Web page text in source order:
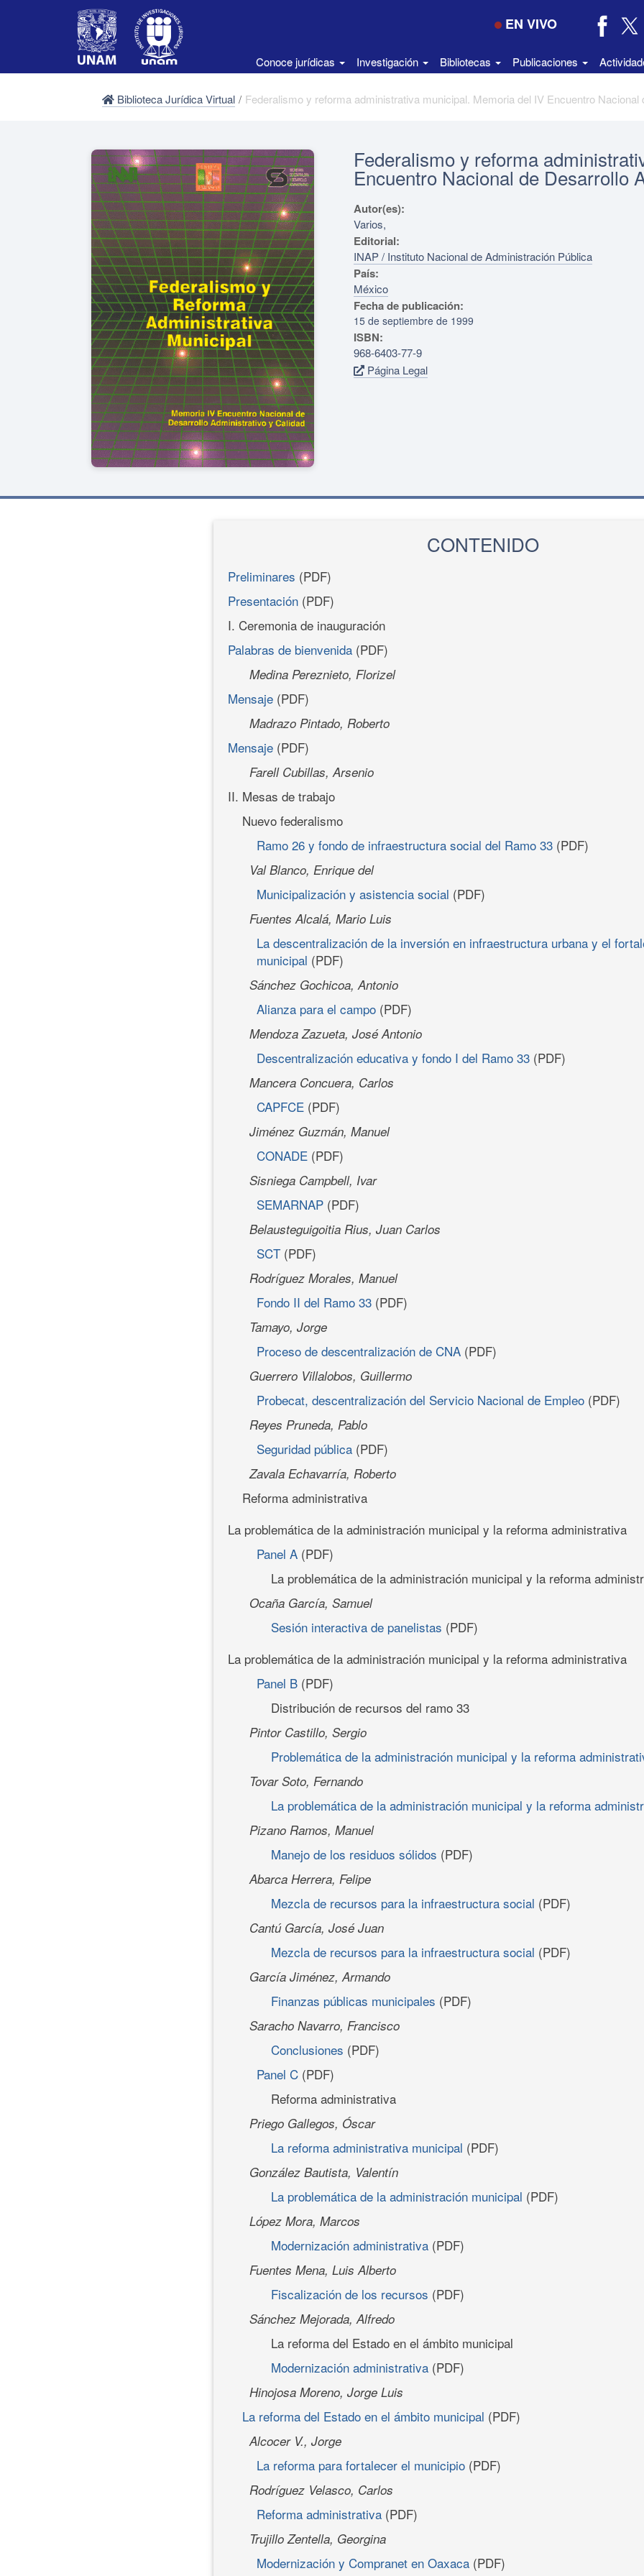
EN VIVO
Conoce jurídicas Investigación Bibliotecas Publicaciones
Biblioteca Jurídica Virtual /
Federalismo y reforma
Encuentro Nacional de Desarrollo
Autor(es):
Varios,
Editorial:
INAP / Instituto Nacional de Administración Pública
País:
México
Fecha de publicación:
15 de septiembre de 1999
ISBN:
968-6403-77-9
Página Legal
CONTENIDO
Preliminares (PDF)
Presentación (PDF)
I. Ceremonia de inauguración
Palabras de bienvenida (PDF)
Medina Pereznieto, Florizel
Mensaje (PDF)
Madrazo Pintado, Roberto
Mensaje (PDF)
Farell Cubillas, Arsenio
II. Mesas de trabajo
Nuevo federalismo
Ramo 26 y fondo de infraestructura social del Ramo 33 (PDF)
Val Blanco, Enrique del
Municipalización y asistencia social (PDF)
Fuentes Alcalá, Mario Luis
La descentralización de la inversión en infraestructura urbana y el
municipal (PDF)
Sánchez Gochicoa, Antonio
Alianza para el campo (PDF)
Mendoza Zazueta, José Antonio
Descentralización educativa y fondo I del Ramo 33 (PDF)
Mancera Concuera, Carlos
CAPFCE (PDF)
Jiménez Guzmán, Manuel
CONADE (PDF)
Sisniega Campbell, Ivar
SEMARNAP (PDF)
Belausteguigoitia Rius, Juan Carlos
SCT (PDF)
Rodríguez Morales, Manuel
Fondo II del Ramo 33 (PDF)
Tamayo, Jorge
Proceso de descentralización de CNA (PDF)
Guerrero Villalobos, Guillermo
Probecat, descentralización del Servicio Nacional de Empleo (PDF)
Reyes Pruneda, Pablo
Seguridad pública (PDF)
Zavala Echavarría, Roberto
Reforma administrativa
La problemática de la administración municipal y la reforma administrativa
Panel A (PDF)
La problemática de la administración municipal y la reforma
Ocaña García, Samuel
Sesión interactiva de panelistas (PDF)
La problemática de la administración municipal y la reforma administrativa
Panel B (PDF)
Distribución de recursos del ramo 33
Pintor Castillo, Sergio
Problemática de la administración municipal y la reforma
Tovar Soto, Fernando
La problemática de la administración municipal y la reforma
Pizano Ramos, Manuel
Manejo de los residuos sólidos (PDF)
Abarca Herrera, Felipe
Mezcla de recursos para la infraestructura social (PDF)
Cantú García, José Juan
Mezcla de recursos para la infraestructura social (PDF)
García Jiménez, Armando
Finanzas públicas municipales (PDF)
Saracho Navarro, Francisco
Conclusiones (PDF)
Panel C (PDF)
Reforma administrativa
Priego Gallegos, Óscar
La reforma administrativa municipal (PDF)
González Bautista, Valentín
La problemática de la administración municipal (PDF)
López Mora, Marcos
Modernización administrativa (PDF)
Fuentes Mena, Luis Alberto
Fiscalización de los recursos (PDF)
Sánchez Mejorada, Alfredo
La reforma del Estado en el ámbito municipal
Modernización administrativa (PDF)
Hinojosa Moreno, Jorge Luis
La reforma del Estado en el ámbito municipal (PDF)
Alcocer V., Jorge
La reforma para fortalecer el municipio (PDF)
Rodríguez Velasco, Carlos
Reforma administrativa (PDF)
Trujillo Zentella, Georgina
Modernización y Compranet en Oaxaca (PDF)